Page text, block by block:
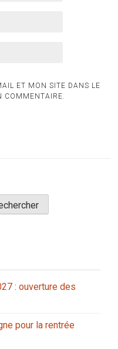
ET MON SITE DANS LE
COMMENTAIRE.
: ouverture des
pour la rentrée